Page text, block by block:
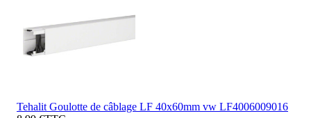
Tehalit Goulotte de câblage LF 40x60mm vw LF4006009016